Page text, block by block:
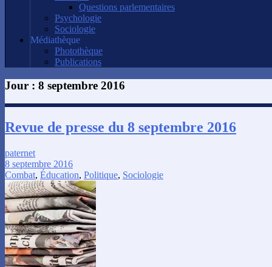
Questions parlementaires
Psychologie
Sociologie
Médiathèque
Photothèque
Publications
Jour : 8 septembre 2016
Revue de presse du 8 septembre 2016
paternet
8 septembre 2016
Combat, Éducation, Politique, Sociologie